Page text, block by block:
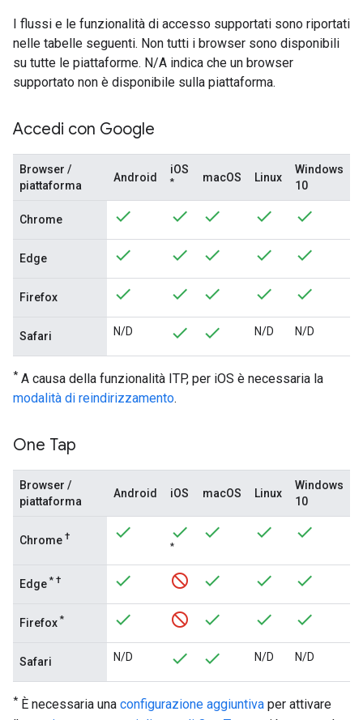
I flussi e le funzionalità di accesso supportati sono riportati
nelle tabelle seguenti. Non tutti i browser sono disponibili
su tutte le piattaforme. N/A indica che un browser
supportato non è disponibile sulla piattaforma.
Accedi con Google
Browser /
piattaforma
Android
iOS
* macOS Linux
Windows
10
Chrome
Edge
Firefox
Safari N/D N/D N/D
* A causa della funzionalità ITP, per iOS è necessaria la
modalità di reindirizzamento.
One Tap
Browser /
piattaforma
Android iOS macOS Linux
Windows
10
Chrome †
*
Edge * †
Firefox *
Safari N/D N/D N/D
* È necessaria una configurazione aggiuntiva per attivare